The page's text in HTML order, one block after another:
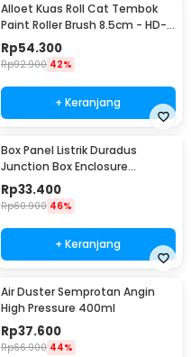
Alloet Kuas Roll Cat Tembok
Paint Roller Brush 8.5cm - HD-
TVYQS
Rp54.300
Rp92.900 42%
+ Keranjang
Box Panel Listrik Duradus
Junction Box Enclosure
Waterproof 158x90mm - B1589
Rp33.400
Rp60.900 46%
+ Keranjang
Air Duster Semprotan Angin
High Pressure 400ml
Rp37.600
Rp66.900 44%